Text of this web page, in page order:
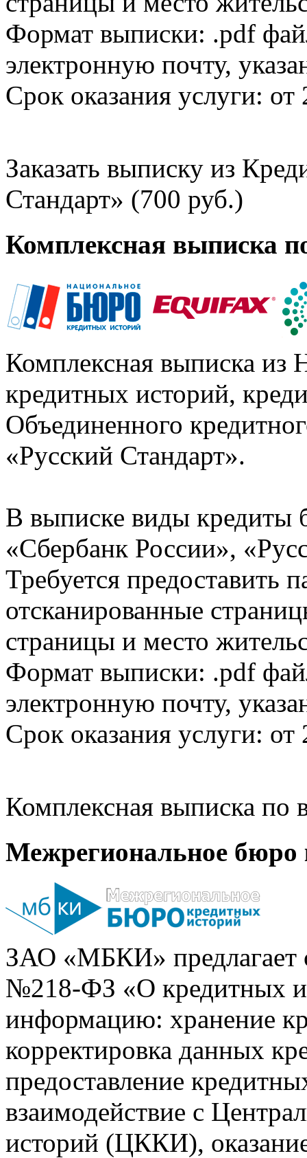
Формат выписки: .pdf
электронную почту,
Срок оказания услуги: от
Заказать выписку из
Стандарт» (700 руб.)
Комплексная выписка
Комплексная выписка из
кредитных историй,
Объединенного
«Русский Стандарт».
В выписке виды кредиты
«Сбербанк России»,
Требуется предоставить
отсканированные
страницы и место
Формат выписки: .pdf
электронную почту,
Срок оказания услуги: от
Комплексная выписка
Межрегиональное бюро
ЗАО «МБКИ» предлагает
№218-ФЗ «О кредитных
информацию: хранение
корректировка данных
предоставление
взаимодействие с
историй (ЦККИ),